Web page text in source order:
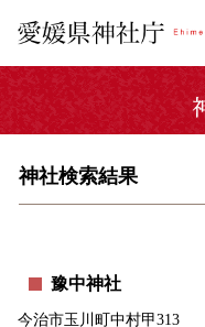
神社検索結果
豫中神社
今治市玉川町中村甲313